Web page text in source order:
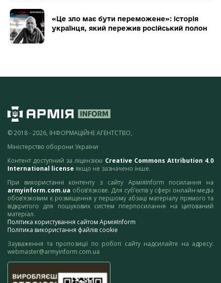
«Це зло має бути переможене»: історія
українця, який пережив російський полон
© 2018 - 2026, ІНФОРМАЦІЙНЕ АГЕНТСТВО,
Міністерство оборони України
Контент доступний за ліцензією Creative Commons Attribution 4.0
International license якщо не зазначено інше.
При використанні контенту з сайту АрміяInform посилання на
armyinform.com.ua обов’язкове. Для суб’єктів у сфері онлайн-медіа
обов’язковим є розміщення у першому абзаці матеріалу прямого та
відкритого для пошукових систем гіперпосилання на цитований
матеріал.
Політика користування сайтом АрміяInform
Політика використання файлів cookie
Зауваження та пропозиції по роботі сайту надсилайте на адресу:
webmaster@armyinform.com.ua